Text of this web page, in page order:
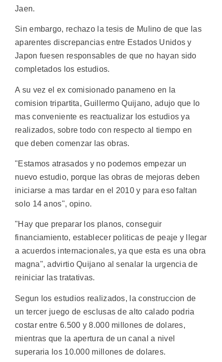
Jaen.
Sin embargo, rechazo la tesis de Mulino de que las
aparentes discrepancias entre Estados Unidos y
Japon fuesen responsables de que no hayan sido
completados los estudios.
A su vez el ex comisionado panameno en la
comision tripartita, Guillermo Quijano, adujo que lo
mas conveniente es reactualizar los estudios ya
realizados, sobre todo con respecto al tiempo en
que deben comenzar las obras.
"Estamos atrasados y no podemos empezar un
nuevo estudio, porque las obras de mejoras deben
iniciarse a mas tardar en el 2010 y para eso faltan
solo 14 anos", opino.
"Hay que preparar los planos, conseguir
financiamiento, establecer politicas de peaje y llegar
a acuerdos internacionales, ya que esta es una obra
magna", advirtio Quijano al senalar la urgencia de
reiniciar las tratativas.
Segun los estudios realizados, la construccion de
un tercer juego de esclusas de alto calado podria
costar entre 6.500 y 8.000 millones de dolares,
mientras que la apertura de un canal a nivel
superaria los 10.000 millones de dolares.